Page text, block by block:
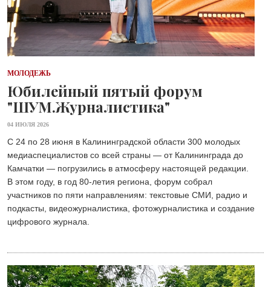
МОЛОДЕЖЬ
Юбилейный пятый форум
"ШУМ.Журналистика"
04 ИЮЛЯ 2026
С 24 по 28 июня в Калининградской области 300 молодых
медиаспециалистов со всей страны — от Калининграда до
Камчатки — погрузились в атмосферу настоящей редакции.
В этом году, в год 80-летия региона, форум собрал
участников по пяти направлениям: текстовые СМИ, радио и
подкасты, видеожурналистика, фотожурналистика и создание
цифрового журнала.